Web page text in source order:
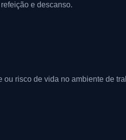
e descanso.
risco de vida no ambiente de